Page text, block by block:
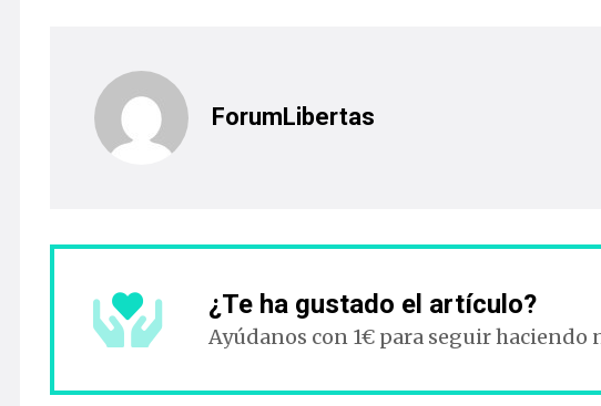
ForumLibertas
¿Te ha gustado el artículo?
Ayúdanos con 1€ para seguir haciendo